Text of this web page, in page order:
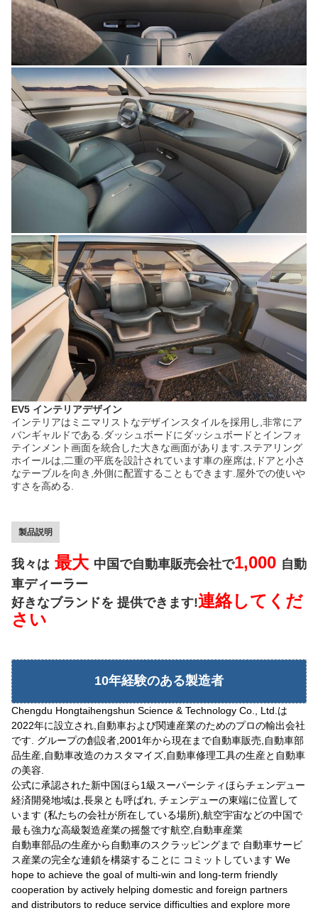
EV5 インテリアデザイン
インテリアはミニマリストなデザインスタイルを採用し,非常にア
バンギャルドである.ダッシュボードにダッシュボードとインフォ
テインメント画面を統合した大きな画面があります.ステアリング
ホイールは,二重の平底を設計されています車の座席は,ドアと小さ
なテーブルを向き,外側に配置することもできます.屋外での使いや
すさを高める.
製品説明
我々は 最大 中国で自動車販売会社で1,000 自動
車ディーラー
好きなブランドを 提供できます!連絡してくだ
さい
10年経験のある製造者
Chengdu Hongtaihengshun Science & Technology Co., Ltd.は
2022年に設立され,自動車および関連産業のためのプロの輸出会社
です. グループの創設者,2001年から現在まで自動車販売,自動車部
品生産,自動車改造のカスタマイズ,自動車修理工具の生産と自動車
の美容.
公式に承認された新中国ほら1級スーパーシティほらチェンデュー
経済開発地域は,長泉とも呼ばれ, チェンデューの東端に位置して
います (私たちの会社が所在している場所),航空宇宙などの中国で
最も強力な高級製造産業の摇盤です航空,自動車産業
自動車部品の生産から自動車のスクラッピングまで 自動車サービ
ス産業の完全な連鎖を構築することに コミットしています We
hope to achieve the goal of multi-win and long-term friendly
cooperation by actively helping domestic and foreign partners
and distributors to reduce service difficulties and explore more